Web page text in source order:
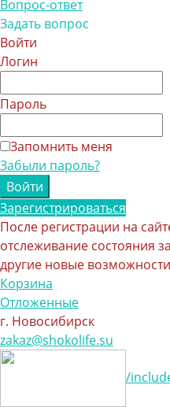
Вопрос-ответ
Задать вопрос
Войти
Логин
Пароль
Запомнить меня
Забыли пароль?
Зарегистрироваться
После регистрации на
отслеживание состояния
другие новые возможности
Корзина
Отложенные
г. Новосибирск
zakaz@shokolife.su
/